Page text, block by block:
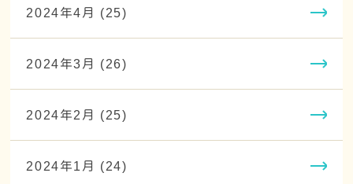
2024年4月 (25)
2024年3月 (26)
2024年2月 (25)
2024年1月 (24)